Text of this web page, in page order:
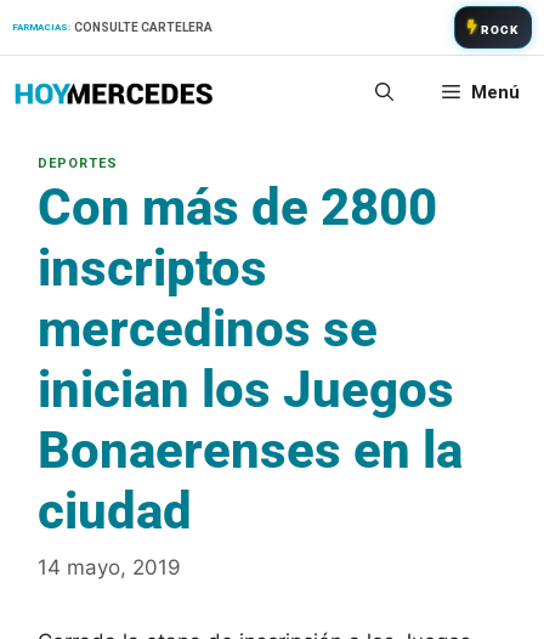
FARMACIAS: CONSULTE CARTELERA ROCK
Menú
Con más de 2800
inscriptos
mercedinos se
inician los Juegos
Bonaerenses en la
ciudad
14 mayo, 2019